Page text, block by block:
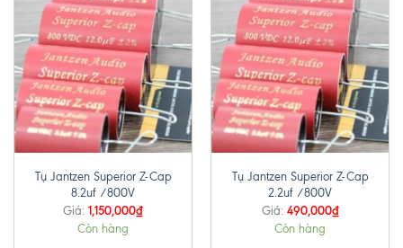
Tụ Jantzen Superior Z-Cap
8.2uf /800V
Giá: 1,150,000₫
Còn hàng
Tụ Jantzen Superior Z-Cap
2.2uf /800V
Giá: 490,000₫
Còn hàng